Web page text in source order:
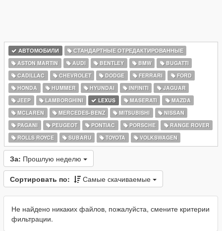
АВТОМОБИЛИ
СТАНДАРТНЫЕ ОТРЕДАКТИРОВАННЫЕ
ASTON MARTIN
AUDI BENTLEY BMW
BUGATTI
CADILLAC
CHEVROLET DODGE FERRARI
FORD
HONDA
HUMMER HYUNDAI INFINITI
JAGUAR
JEEP
LAMBORGHINI LEXUS MASERATI
MAZDA
MCLAREN
MERCEDES-BENZ MITSUBISHI
NISSAN
PAGANI
PEUGEOT PONTIAC PORSCHE
RANGE ROVER
ROLLS ROYCE
SUBARU TOYOTA VOLKSWAGEN
За: Прошлую неделю
Сортировать по: Самые скачиваемые
Не найдено никаких файлов, пожалуйста, смените критерии
фильтрации.